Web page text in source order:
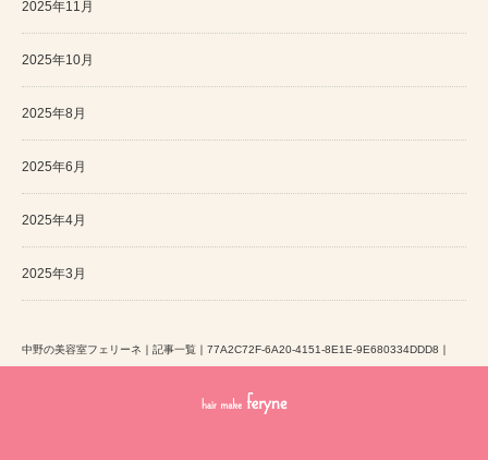
2025年11月
2025年10月
2025年8月
2025年6月
2025年4月
2025年3月
中野の美容室フェリーネ ｜ 記事一覧 ｜ 77A2C72F-6A20-4151-8E1E-9E680334DDD8 ｜